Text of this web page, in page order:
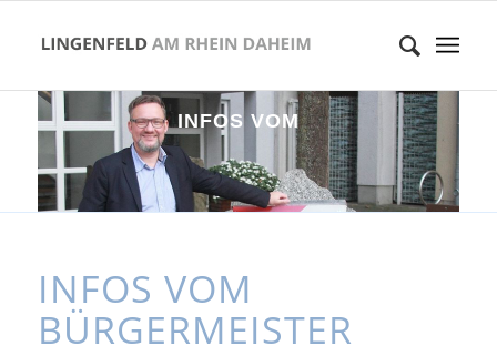
INFOS VOM
BÜ E RMEI TE
INFOS VOM
BÜRGERMEISTER